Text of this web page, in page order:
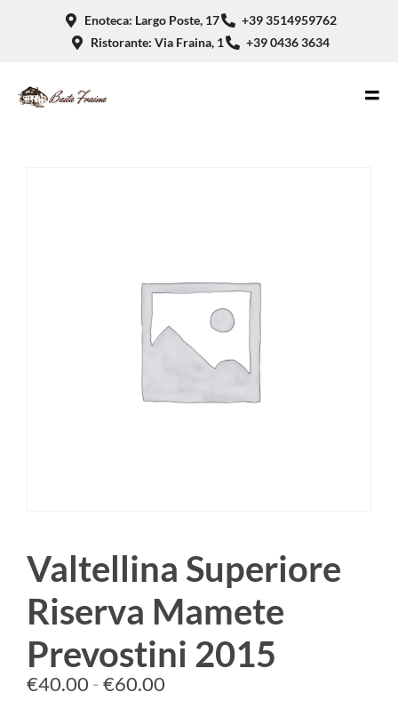
Enoteca: Largo Poste, 17
+39 3514959762
Ristorante: Via Fraina, 1
+39 0436 3634
Valtellina Superiore
Riserva Mamete
Prevostini 2015
€40.00 -€60.00